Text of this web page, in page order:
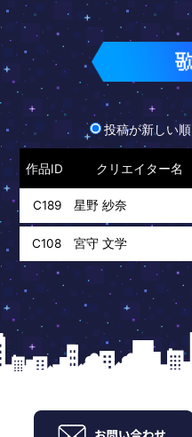
投稿が新しい順
作品ID クリエイター名
C189 星野 紗奈
C108 宮守 文学